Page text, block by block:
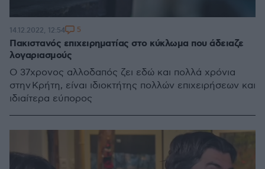
Πακιστανός επιχειρηματίας στο κύκλωμα που άδειαζε
λογαριασμούς
Ο 37χρονος αλλοδαπός ζει εδώ και πολλά χρόνια
στην Κρήτη, είναι ιδιοκτήτης πολλών επιχειρήσεων και
ιδιαίτερα εύπορος
14.12.2022, 12:54 5